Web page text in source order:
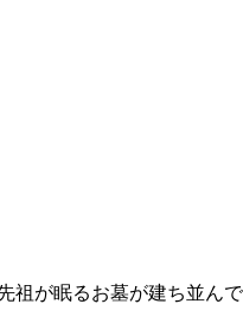
祖が眠るお墓が建ち並ん